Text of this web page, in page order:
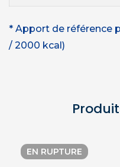
* Apport de référence
/ 2000 kcal)
EN RUPTURE